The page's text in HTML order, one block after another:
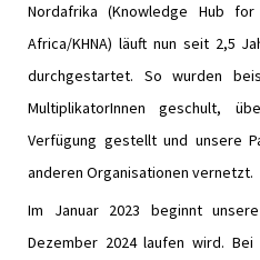
Nordafrika (Knowledge Hub
Africa/KHNA) läuft nun seit 2,5
durchgestartet. So wurden
MultiplikatorInnen geschult,
Verfügung gestellt und unsere
anderen Organisationen vernetzt.
Im Januar 2023 beginnt
Dezember 2024 laufen wird.